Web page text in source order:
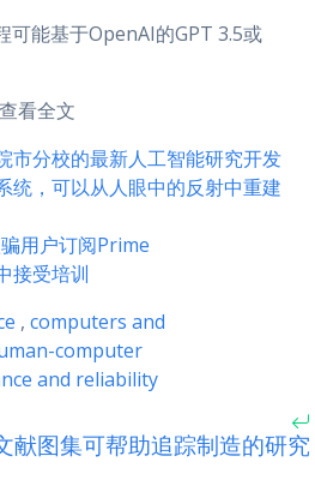
可能基于OpenAI的GPT 3.5或
看全文
市分校的最新人工智能研究开发
统，可以从人眼中的反射中重建
用户订阅Prime
接受培训
, computers and
computer
and reliability
献图集可帮助追踪制造的研究